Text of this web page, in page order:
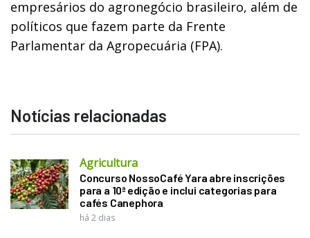
empresários do agronegócio brasileiro, além de
políticos que fazem parte da Frente
Parlamentar da Agropecuária (FPA).
Notícias relacionadas
Agricultura
Concurso NossoCafé Yara abre inscrições
para a 10ª edição e inclui categorias para
cafés Canephora
há 2 dias